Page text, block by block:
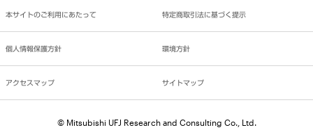
本サイトのご利用にあたって 特定商取引法に基づく提示
個人情報保護方針 環境方針
アクセスマップ サイトマップ
© Mitsubishi UFJ Research and Consulting Co., Ltd.